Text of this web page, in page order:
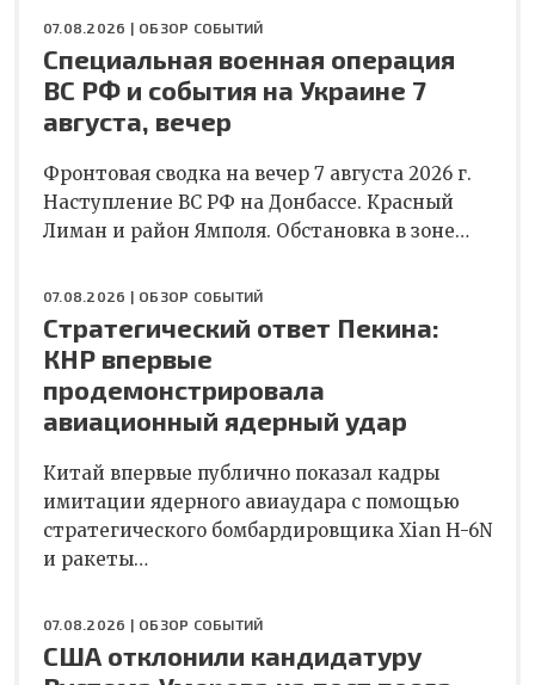
07.08.2026 | ОБЗОР СОБЫТИЙ
Специальная военная операция
ВС РФ и события на Украине 7
августа, вечер
Фронтовая сводка на вечер 7 августа 2026 г.
Наступление ВС РФ на Донбассе. Красный
Лиман и район Ямполя. Обстановка в зоне…
07.08.2026 | ОБЗОР СОБЫТИЙ
Стратегический ответ Пекина:
КНР впервые
продемонстрировала
авиационный ядерный удар
Китай впервые публично показал кадры
имитации ядерного авиаудара с помощью
стратегического бомбардировщика Xian H-6N
и ракеты…
07.08.2026 | ОБЗОР СОБЫТИЙ
США отклонили кандидатуру